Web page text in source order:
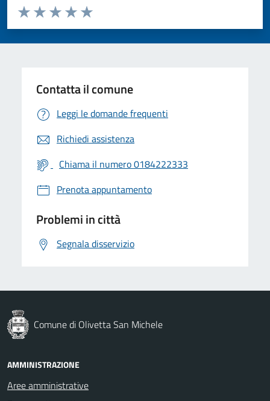
Valuta da 1 a 5 stelle la pagina
Valuta 5 stelle su 5
Valuta 4 stelle su 5
Valuta 3 stelle su 5
Valuta 2 stelle su 5
Valuta 1 stelle su 5
Contatta il comune
Leggi le domande frequenti
Richiedi assistenza
Chiama il numero 0184222333
Prenota appuntamento
Problemi in città
Segnala disservizio
Comune di Olivetta San Michele
AMMINISTRAZIONE
Aree amministrative